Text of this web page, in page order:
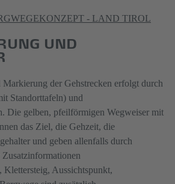
- LAND TIROL
UND
der Gehstrecken erfolgt durch
Standorttafeln) und
Die gelben, pfeilförmigen Wegweiser mit
das Ziel, die Gehzeit, die
und geben allenfalls durch
Aussichtspunkt,